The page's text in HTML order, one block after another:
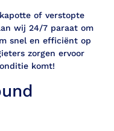
of verstopte
wij 24/7 paraat om
snel en efficiënt op
zorgen ervoor
komt!